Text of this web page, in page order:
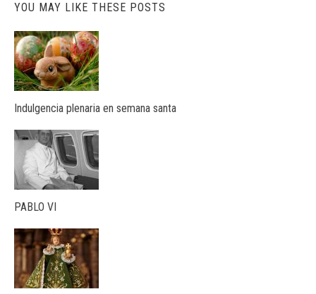
YOU MAY LIKE THESE POSTS
Indulgencia plenaria en semana santa
PABLO VI